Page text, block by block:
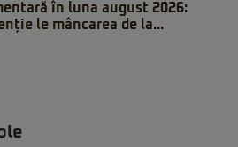
în luna august 2026:
le mâncarea de la...